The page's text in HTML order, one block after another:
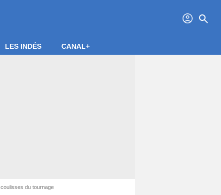
profil search
LES INDÉS CANAL+
coulisses du tournage